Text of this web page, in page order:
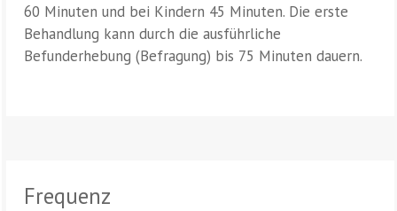
60 Minuten und bei Kindern 45 Minuten. Die erste
Behandlung kann durch die ausführliche
Befunderhebung (Befragung) bis 75 Minuten dauern.
Frequenz